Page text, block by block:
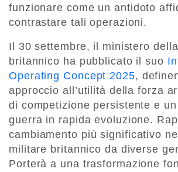
funzionare come un antidoto
contrastare tali operazioni.
Il 30 settembre, il ministero
britannico ha pubblicato il suo
Operating Concept 2025,
approccio all’utilità della forza
di competizione persistente e
guerra in rapida evoluzione.
cambiamento più significativo
militare britannico da diverse
Porterà a una trasformazione